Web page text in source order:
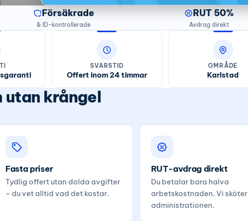
Försäkrade
& ID-kontrollerade
RUT 50%
Avdrag direkt
SVARSTID
Offert inom 24 timmar
OMRÅDE
Karlstad
utan krångel
Fasta priser
Tydlig offert utan dolda avgifter
– du vet alltid vad det kostar.
RUT-avdrag direkt
Du betalar bara halva
arbetskostnaden. Vi sköter
administrationen.